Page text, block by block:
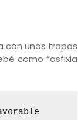
con unos trapos
como “asfixia